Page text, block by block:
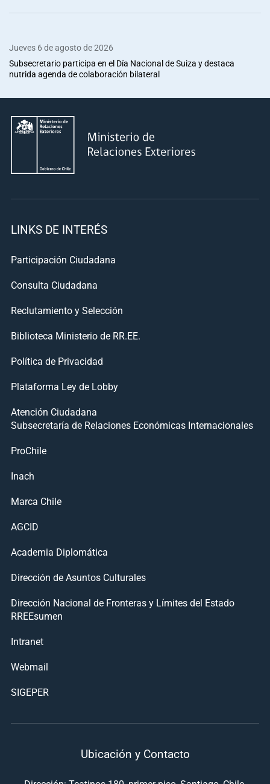
Jueves 6 de agosto de 2026
Subsecretario participa en el Día Nacional de Suiza y destaca
nutrida agenda de colaboración bilateral
LINKS DE INTERÉS
Participación Ciudadana
Consulta Ciudadana
Reclutamiento y Selección
Biblioteca Ministerio de RR.EE.
Política de Privacidad
Plataforma Ley de Lobby
Atención Ciudadana
Subsecretaría de Relaciones Económicas Internacionales
ProChile
Inach
Marca Chile
AGCID
Academia Diplomática
Dirección de Asuntos Culturales
Dirección Nacional de Fronteras y Límites del Estado
RREEsumen
Intranet
Webmail
SIGEPER
Ubicación y Contacto